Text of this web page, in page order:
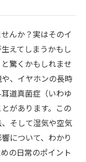
んか？実はそのイ
えてしまうかもし
驚くかもしれませ
、イヤホンの長時
道真菌症（いわゆ
があります。この
そして湿気や空気
について、わかり
の日常のポイント